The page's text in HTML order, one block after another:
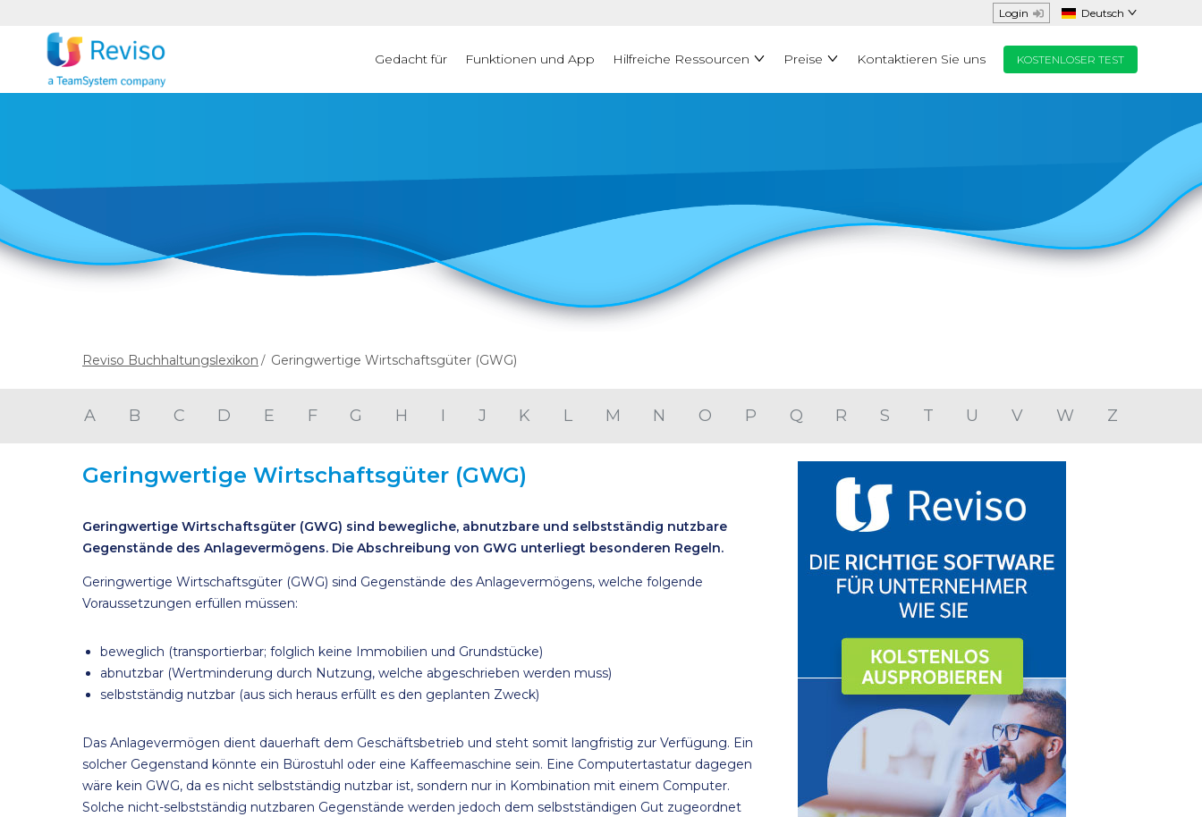
Login Deutsch
Gedacht für Funktionen und App Hilfreiche Ressourcen Preise Kontaktieren Sie uns KOSTENLOSER TEST
Reviso Buchhaltungslexikon Geringwertige Wirtschaftsgüter (GWG)
A B C D E F G H I J K L M N O P Q R S T U V W Z
Geringwertige Wirtschaftsgüter (GWG)
Geringwertige Wirtschaftsgüter (GWG) sind bewegliche, abnutzbare und selbstständig nutzbare
Gegenstände des Anlagevermögens. Die Abschreibung von GWG unterliegt besonderen Regeln.
Geringwertige Wirtschaftsgüter (GWG) sind Gegenstände des Anlagevermögens, welche folgende
Voraussetzungen erfüllen müssen:
beweglich (transportierbar; folglich keine Immobilien und Grundstücke)
abnutzbar (Wertminderung durch Nutzung, welche abgeschrieben werden muss)
selbstständig nutzbar (aus sich heraus erfüllt es den geplanten Zweck)
Das Anlagevermögen dient dauerhaft dem Geschäftsbetrieb und steht somit langfristig zur Verfügung. Ein
solcher Gegenstand könnte ein Bürostuhl oder eine Kaffeemaschine sein. Eine Computertastatur dagegen
wäre kein GWG, da es nicht selbstständig nutzbar ist, sondern nur in Kombination mit einem Computer.
Solche nicht-selbstständig nutzbaren Gegenstände werden jedoch dem selbstständigen Gut zugeordnet